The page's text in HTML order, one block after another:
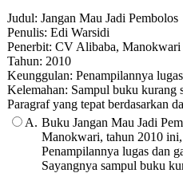
Judul: Jangan Mau Jadi Pembolos
Penulis: Edi Warsidi
Penerbit: CV Alibaba, Manokwari
Tahun: 2010
Keunggulan: Penampilannya
Kelemahan: Sampul buku kurang
Paragraf yang tepat berdasarkan
A. Buku Jangan Mau Jadi
Manokwari, tahun 2010
Penampilannya lugas dan
Sayangnya sampul buku